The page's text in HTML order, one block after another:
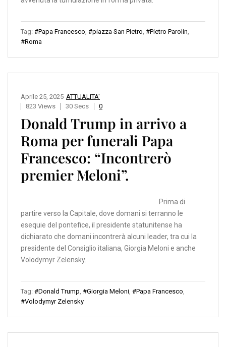
Tag: #Papa Francesco, #piazza San Pietro, #Pietro Parolin,
#Roma
ATTUALITA'
Aprile 25, 2025
823 Views
30 Secs 0
Donald Trump in arrivo a
Roma per funerali Papa
Francesco: “Incontrerò
premier Meloni”.
Prima di
partire verso la Capitale, dove domani si terranno le
esequie del pontefice, il presidente statunitense ha
dichiarato che domani incontrerà alcuni leader, tra cui la
presidente del Consiglio italiana, Giorgia Meloni e anche
Volodymyr Zelensky.
Tag: #Donald Trump, #Giorgia Meloni, #Papa Francesco,
#Volodymyr Zelensky